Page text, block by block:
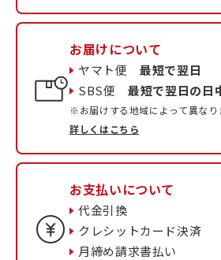
お届けについて
ヤマト便最短で翌日
SBS便最短で翌日の日
※お届けする地域によって異なり
詳しくはこちら
お支払いについて
代金引換
クレシットカード決済
月締め請求書払い